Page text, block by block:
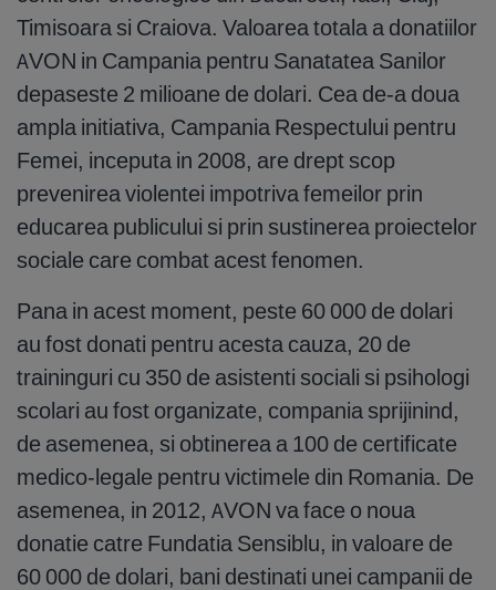
Timisoara si Craiova. Valoarea totala a donatiilor
AVON in Campania pentru Sanatatea Sanilor
depaseste 2 milioane de dolari. Cea de-a doua
ampla initiativa, Campania Respectului pentru
Femei, inceputa in 2008, are drept scop
prevenirea violentei impotriva femeilor prin
educarea publicului si prin sustinerea proiectelor
sociale care combat acest fenomen.
Pana in acest moment, peste 60 000 de dolari
au fost donati pentru acesta cauza, 20 de
traininguri cu 350 de asistenti sociali si psihologi
scolari au fost organizate, compania sprijinind,
de asemenea, si obtinerea a 100 de certificate
medico-legale pentru victimele din Romania. De
asemenea, in 2012, AVON va face o noua
donatie catre Fundatia Sensiblu, in valoare de
60 000 de dolari, bani destinati unei campanii de